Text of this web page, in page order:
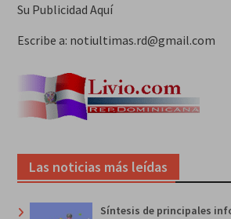
Su Publicidad Aquí
Escribe a: notiultimas.rd@gmail.com
Las noticias más leídas
Síntesis de principales